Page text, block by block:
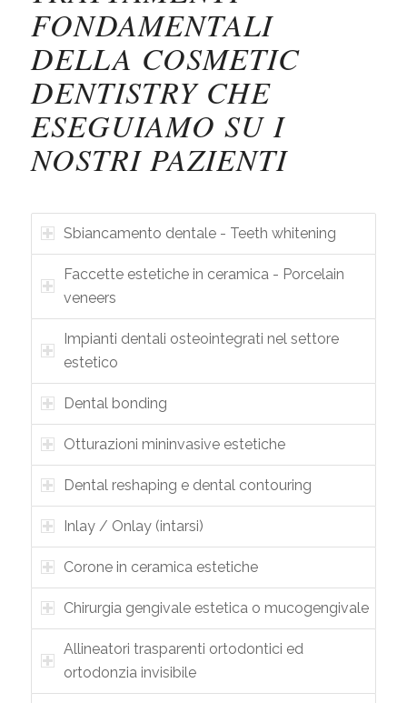
FONDAMENTALI
DELLA COSMETIC
DENTISTRY CHE
ESEGUIAMO SU I
NOSTRI PAZIENTI
Sbiancamento dentale - Teeth whitening
Faccette estetiche in ceramica - Porcelain
veneers
Impianti dentali osteointegrati nel settore
estetico
Dental bonding
Otturazioni mininvasive estetiche
Dental reshaping e dental contouring
Inlay / Onlay (intarsi)
Corone in ceramica estetiche
Chirurgia gengivale estetica o mucogengivale
Allineatori trasparenti ortodontici ed
ortodonzia invisibile